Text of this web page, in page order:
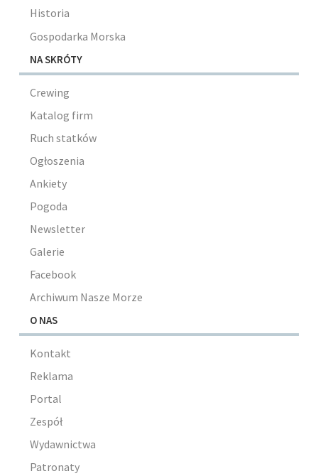
Historia
Gospodarka Morska
NA SKRÓTY
Crewing
Katalog firm
Ruch statków
Ogłoszenia
Ankiety
Pogoda
Newsletter
Galerie
Facebook
Archiwum Nasze Morze
O NAS
Kontakt
Reklama
Portal
Zespół
Wydawnictwa
Patronaty